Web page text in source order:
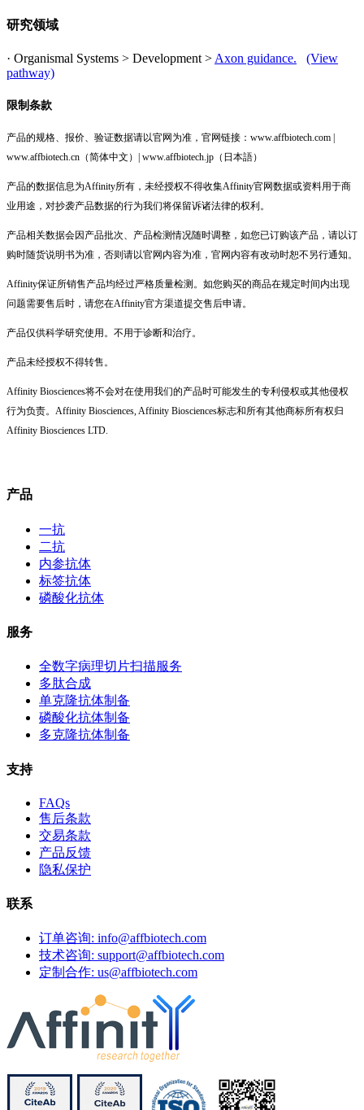
研究领域
· Organismal Systems > Development > Axon guidance.
(View
pathway)
限制条款
产品的规格、报价、验证数据请以官网为准，官网链接：www.affbiotech.com |
www.affbiotech.cn（简体中文）| www.affbiotech.jp（日本語）
产品的数据信息为Affinity所有，未经授权不得收集Affinity官网数据或资料用于商
业用途，对抄袭产品数据的行为我们将保留诉诸法律的权利。
产品相关数据会因产品批次、产品检测情况随时调整，如您已订购该产品，请以订
购时随货说明书为准，否则请以官网内容为准，官网内容有改动时恕不另行通知。
Affinity保证所销售产品均经过严格质量检测。如您购买的商品在规定时间内出现
问题需要售后时，请您在Affinity官方渠道提交售后申请。
产品仅供科学研究使用。不用于诊断和治疗。
产品未经授权不得转售。
Affinity Biosciences将不会对在使用我们的产品时可能发生的专利侵权或其他侵权
行为负责。Affinity Biosciences, Affinity Biosciences标志和所有其他商标所有权归
Affinity Biosciences LTD.
产品
一抗
二抗
内参抗体
标签抗体
磷酸化抗体
服务
全数字病理切片扫描服务
多肽合成
单克隆抗体制备
磷酸化抗体制备
多克隆抗体制备
支持
FAQs
售后条款
交易条款
产品反馈
隐私保护
联系
订单咨询: info@affbiotech.com
技术咨询: support@affbiotech.com
定制合作: us@affbiotech.com